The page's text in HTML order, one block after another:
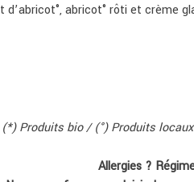
abricot° rôti et crème
(*) Produits bio / (°) Produits
Allergies ?